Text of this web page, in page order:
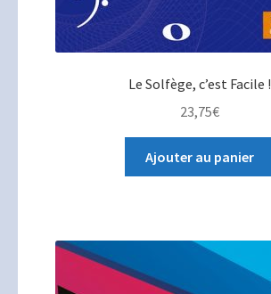
Le Solfège, c’est Facile !
23,75€
Ajouter au panier